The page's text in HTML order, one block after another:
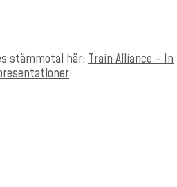
stämmotal här: Train Alliance – In